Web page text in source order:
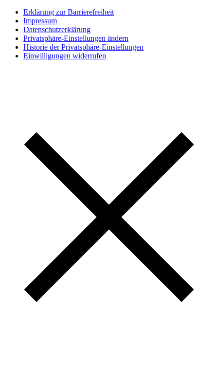
Erklärung zur Barrierefreiheit
Impressum
Datenschutzerklärung
Privatsphäre-Einstellungen ändern
Historie der Privatsphäre-Einstellungen
Einwilligungen widerrufen